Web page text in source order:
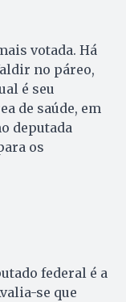
votada. Há
no páreo,
é seu
de saúde, em
deputada
os
federal é a
se que